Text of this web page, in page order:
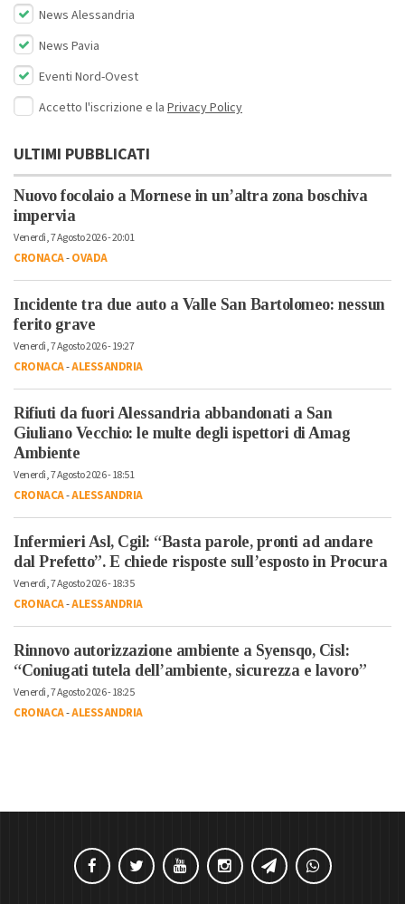
News Alessandria
News Pavia
Eventi Nord-Ovest
Accetto l'iscrizione e la Privacy Policy
ULTIMI PUBBLICATI
Nuovo focolaio a Mornese in un’altra zona boschiva
impervia
Venerdì, 7 Agosto 2026 - 20:01
CRONACA-OVADA
Incidente tra due auto a Valle San Bartolomeo: nessun
ferito grave
Venerdì, 7 Agosto 2026 - 19:27
CRONACA-ALESSANDRIA
Rifiuti da fuori Alessandria abbandonati a San
Giuliano Vecchio: le multe degli ispettori di Amag
Ambiente
Venerdì, 7 Agosto 2026 - 18:51
CRONACA-ALESSANDRIA
Infermieri Asl, Cgil: “Basta parole, pronti ad andare
dal Prefetto”. E chiede risposte sull’esposto in Procura
Venerdì, 7 Agosto 2026 - 18:35
CRONACA-ALESSANDRIA
Rinnovo autorizzazione ambiente a Syensqo, Cisl:
“Coniugati tutela dell’ambiente, sicurezza e lavoro”
Venerdì, 7 Agosto 2026 - 18:25
CRONACA-ALESSANDRIA